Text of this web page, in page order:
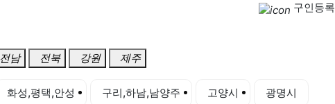
구인등록
전남 전북 강원 제주
화성,평택,안성 구리,하남,남양주 고양시 광명시